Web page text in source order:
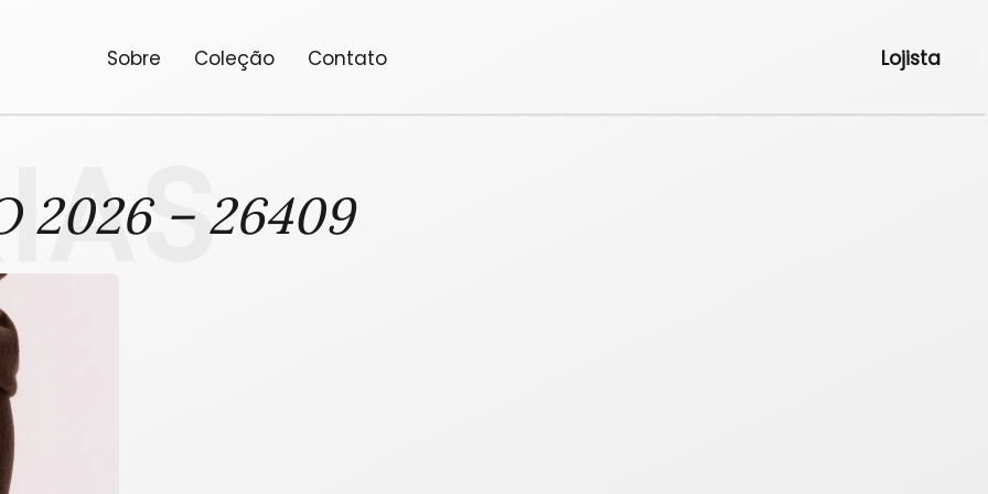
Sobre Coleção Contato Lojista
2026 – 26409